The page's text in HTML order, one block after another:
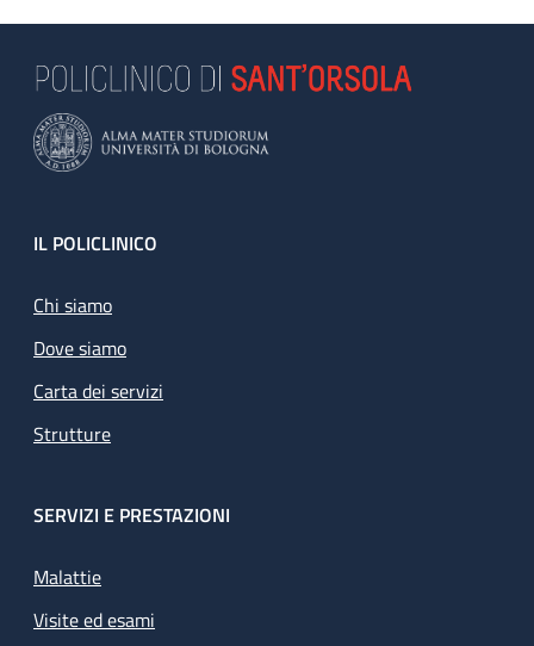
Footer
IL POLICLINICO
Chi siamo
Dove siamo
Carta dei servizi
Strutture
SERVIZI E PRESTAZIONI
Malattie
Visite ed esami